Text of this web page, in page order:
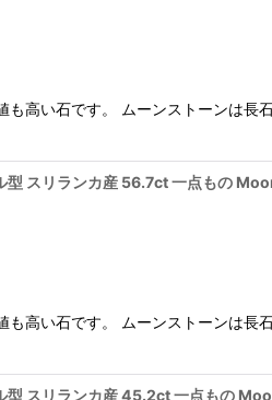
高い石です。 ムーンストーンは
型 スリランカ産 56.7ct 一点もの
高い石です。 ムーンストーンは
型 スリランカ産 45.2ct 一点もの